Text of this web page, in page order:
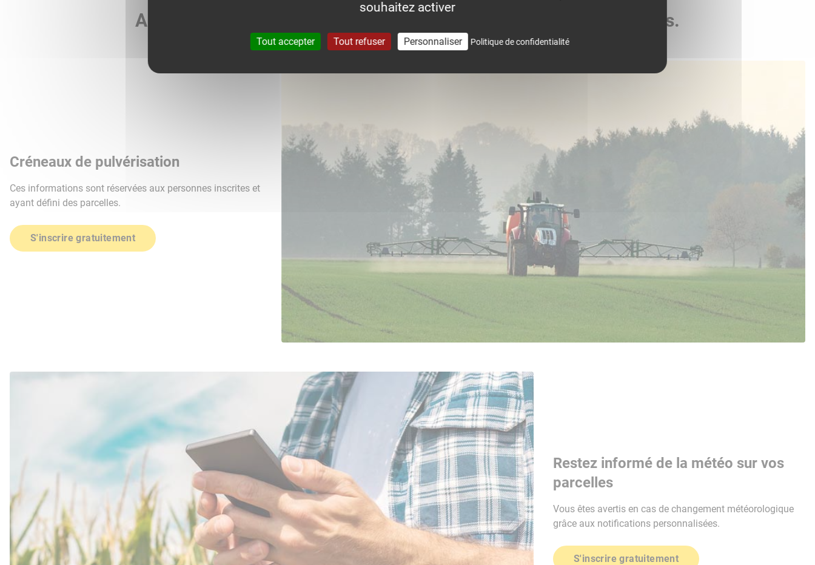
Agri météo vous accompagne dans le suivi météo de vos parcelles.
Créneaux de pulvérisation
Ces informations sont réservées aux personnes inscrites et
ayant défini des parcelles.
S'inscrire gratuitement
Restez informé de la météo sur vos
parcelles
Vous êtes avertis en cas de changement météorologique
grâce aux notifications personnalisées.
S'inscrire gratuitement
souhaitez activer
Tout accepter Tout refuser Personnaliser Politique de confidentialité